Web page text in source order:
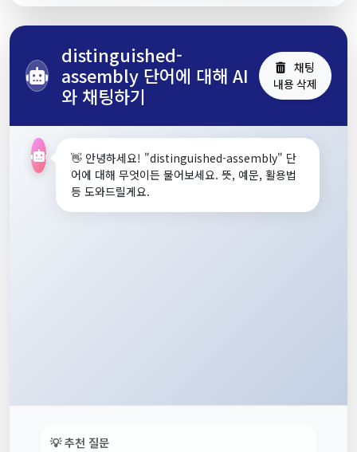
distinguished-
assembly 단어에 대해 AI
와 채팅하기
채팅
내용 삭제
👋 안녕하세요! "distinguished-assembly" 단
어에 대해 무엇이든 물어보세요. 뜻, 예문, 활용법
등 도와드릴게요.
💡 추천 질문